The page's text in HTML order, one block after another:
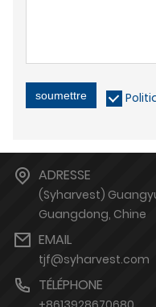
soumettre
ADRESSE
(Syharvest)
Guangdong, Chine
EMAIL
tjf@syharvest.com
TÉLÉPHONE